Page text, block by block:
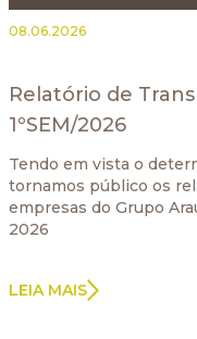
08.06.2026
Relatório de
1ºSEM/2026
Tendo em vista o
tornamos público os
empresas do Grupo
2026
LEIA MAIS